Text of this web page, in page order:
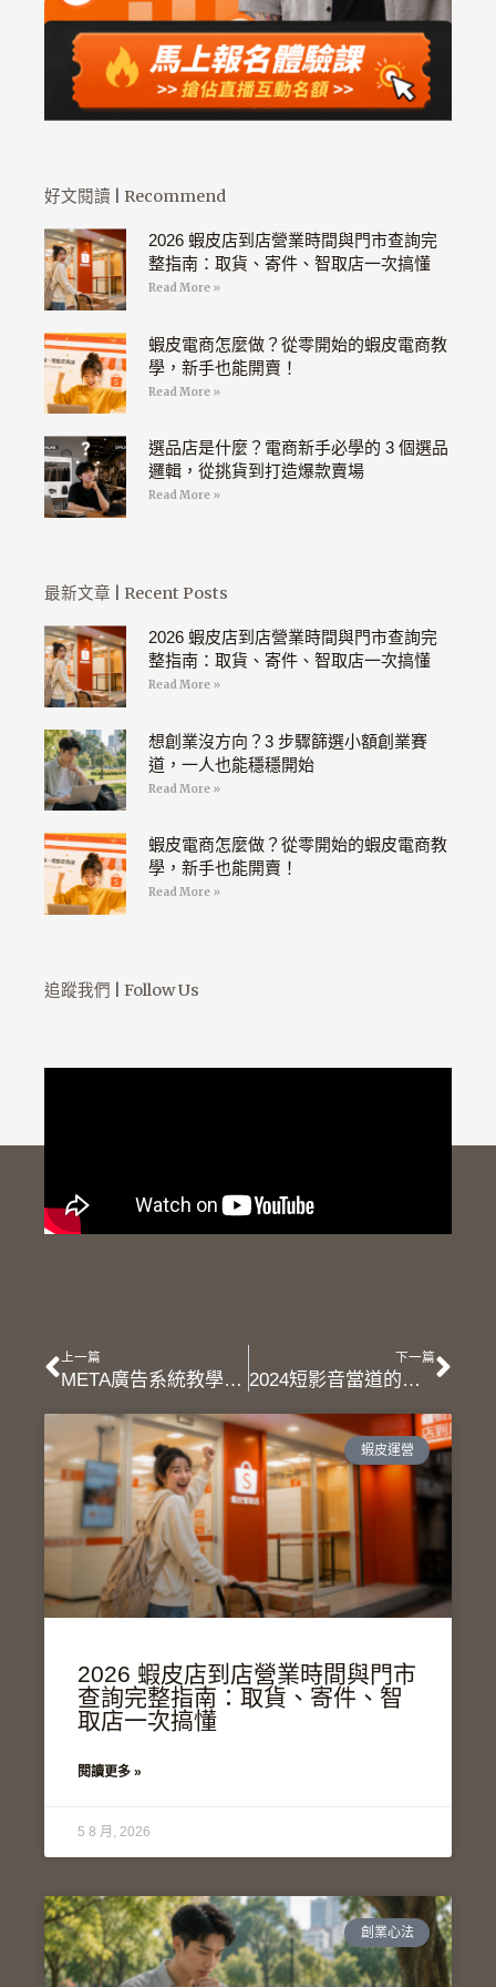
好文閱讀 | Recommend
2026 蝦皮店到店營業時間與門市查詢完
整指南：取貨、寄件、智取店一次搞懂
Read More »
蝦皮電商怎麼做？從零開始的蝦皮電商教
學，新手也能開賣！
Read More »
選品店是什麼？電商新手必學的 3 個選品
邏輯，從挑貨到打造爆款賣場
Read More »
最新文章 | Recent Posts
2026 蝦皮店到店營業時間與門市查詢完
整指南：取貨、寄件、智取店一次搞懂
Read More »
想創業沒方向？3 步驟篩選小額創業賽
道，一人也能穩穩開始
Read More »
蝦皮電商怎麼做？從零開始的蝦皮電商教
學，新手也能開賣！
Read More »
追蹤我們 | Follow Us
上一頁
上一篇
META廣告系統教學資料庫 – 5個常見的Facebook廣告投放錯誤及初學者實戰建議
下一篇
2024短影音當道的時刻，圖文難道沒有機會了嗎？
下
蝦皮運營
2026 蝦皮店到店營業時間與門市
查詢完整指南：取貨、寄件、智
取店一次搞懂
閱讀更多 »
5 8 月, 2026
創業心法